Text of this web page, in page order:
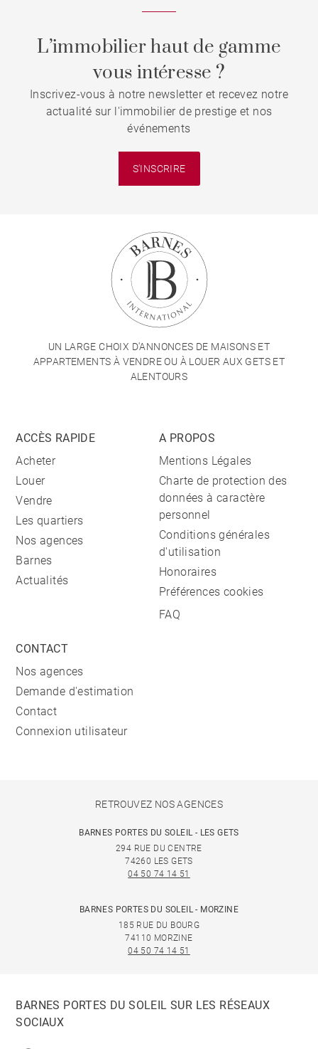
L’immobilier haut de gamme
vous intéresse ?
Inscrivez-vous à notre newsletter et recevez notre
actualité sur l'immobilier de prestige et nos
événements
S'INSCRIRE
UN LARGE CHOIX D'ANNONCES DE MAISONS ET
APPARTEMENTS À VENDRE OU À LOUER AUX GETS ET
ALENTOURS
ACCÈS RAPIDE
Acheter
Louer
Vendre
Les quartiers
Nos agences
Barnes
Actualités
A PROPOS
Mentions Légales
Charte de protection des
données à caractère
personnel
Conditions générales
d'utilisation
Honoraires
Préférences cookies
FAQ
CONTACT
Nos agences
Demande d'estimation
Contact
Connexion utilisateur
RETROUVEZ NOS AGENCES
BARNES PORTES DU SOLEIL - LES GETS
294 RUE DU CENTRE
74260 LES GETS
04 50 74 14 51
BARNES PORTES DU SOLEIL - MORZINE
185 RUE DU BOURG
74110 MORZINE
04 50 74 14 51
BARNES PORTES DU SOLEIL SUR LES RÉSEAUX
SOCIAUX